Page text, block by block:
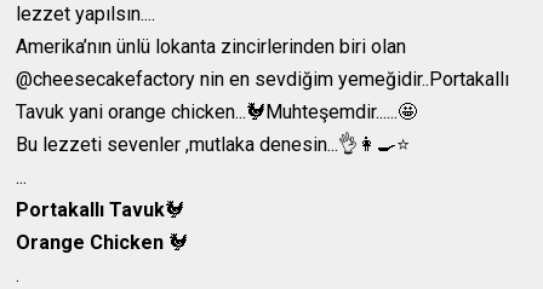
lezzet yapılsın....
Amerika’nın ünlü lokanta zincirlerinden biri olan
@cheesecakefactory nin en sevdiğim yemeğidir..Portakallı
Tavuk yani orange chicken...🐓Muhteşemdir......🤩
Bu lezzeti sevenler ,mutlaka denesin...👌👩‍🍳⭐️
...
Portakallı Tavuk🐓
Orange Chicken 🐓
.